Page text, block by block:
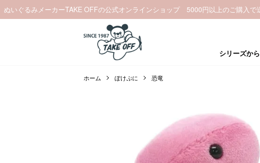
ぬいぐるみメーカーTAKE OFFの公式オンラインショップ 5000円以上のご購入で
シリーズか
ホーム ぽけぷに 恐竜